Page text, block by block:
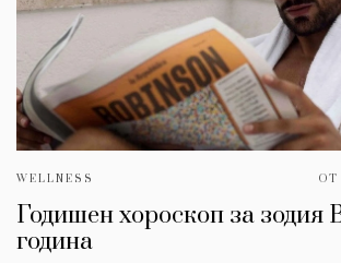
WELLNESS ОТ
Годишен хороскоп за зодия
година